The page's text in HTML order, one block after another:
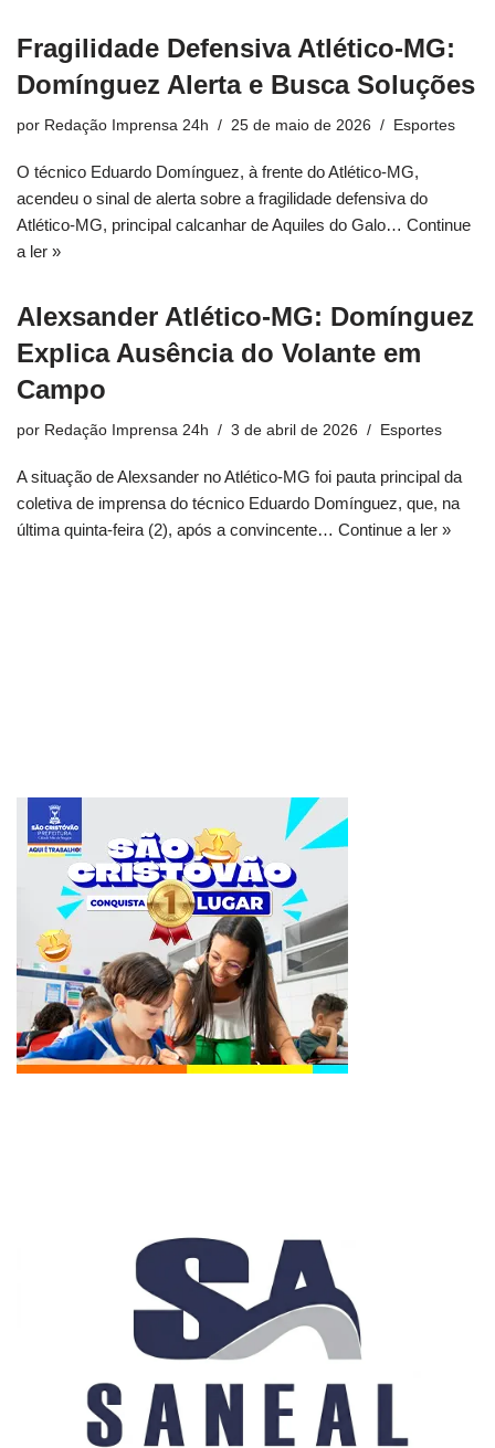
Fragilidade Defensiva Atlético-MG:
Domínguez Alerta e Busca Soluções
por Redação Imprensa 24h 25 de maio de 2026 Esportes
O técnico Eduardo Domínguez, à frente do Atlético-MG,
acendeu o sinal de alerta sobre a fragilidade defensiva do
Atlético-MG, principal calcanhar de Aquiles do Galo… Continue
a ler »
Alexsander Atlético-MG: Domínguez
Explica Ausência do Volante em
Campo
por Redação Imprensa 24h 3 de abril de 2026 Esportes
A situação de Alexsander no Atlético-MG foi pauta principal da
coletiva de imprensa do técnico Eduardo Domínguez, que, na
última quinta-feira (2), após a convincente… Continue a ler »